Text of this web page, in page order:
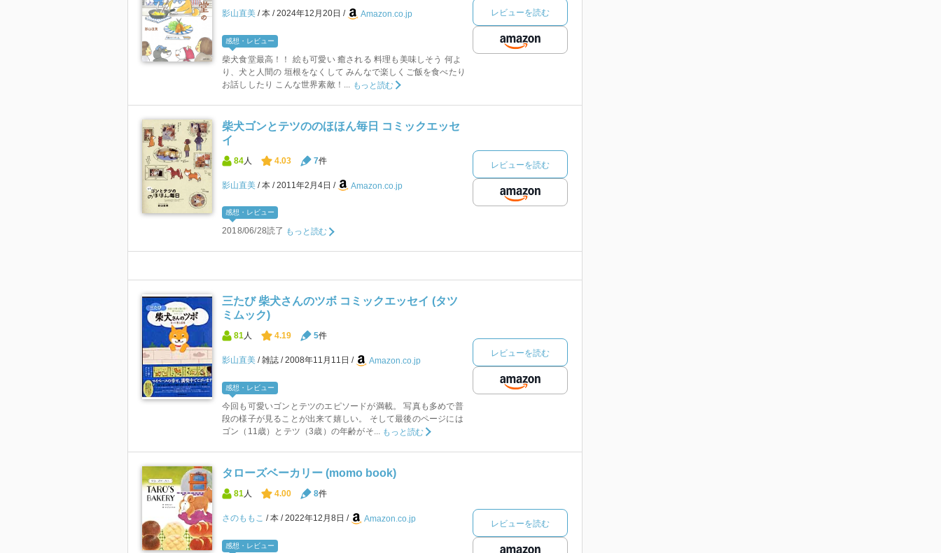
影山直美 本 2024年12月20日 Amazon.co.jp
感想・レビュー
柴犬食堂最高！！ 絵も可愛い 癒される 料理も美味しそう 何よ
り、犬と人間の 垣根をなくして みんなで楽しくご飯を食べたり
お話ししたり こんな世界素敵！...
もっと読む
レビューを読む
柴犬ゴンとテツののほほん毎日 コミックエッセ
イ
84 人 4.03 7件
影山直美 本 2011年2月4日 Amazon.co.jp
感想・レビュー
2018/06/28読了 もっと読む
レビューを読む
三たび 柴犬さんのツボ コミックエッセイ (タツ
ミムック)
81人 4.19 5件
影山直美 雑誌 2008年11月11日 Amazon.co.jp
感想・レビュー
今回も可愛いゴンとテツのエピソードが満載。 写真も多めで普
段の様子が見ることが出来て嬉しい。 そして最後のページには
ゴン（11歳）とテツ（3歳）の年齢がそ... もっと読む
レビューを読む
タローズベーカリー (momo book)
81人 4.00 8件
さのももこ 本 2022年12月8日 Amazon.co.jp
感想・レビュー
レビューを読む